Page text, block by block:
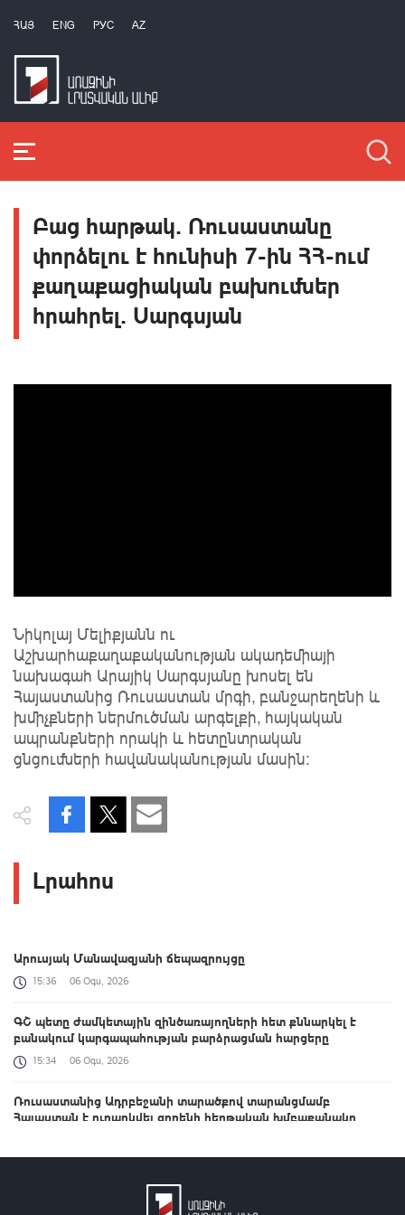
ՀԱՅ ENG РУС AZ
Բաց հարթակ․ Ռուսաստանը
փորձելու է հունիսի 7-ին ՀՀ-ում
քաղաքացիական բախումներ
հրահրել. Սարգսյան
Նիկոլայ Մելիքյանն ու
Աշխարհաքաղաքականության ակադեմիայի
նախագահ Արայիկ Սարգսյանը խոսել են
Հայաստանից Ռուսաստան մրգի, բանջարեղենի և
խմիչքների ներմուծման արգելքի, հայկական
ապրանքների որակի և հետընտրական
ցնցումների հավանականության մասին:
Լրահոս
Արուսյակ Մանավազյանի ճեպազրույցը
15:36 06 Օգս, 2026
ԳՇ պետը ժամկետային զինծառայողների հետ քննարկել է
բանակում կարգապահության բարձրացման հարցերը
15:34 06 Օգս, 2026
Ռուսաստանից Ադրբեջանի տարածքով տարանցմամբ
Հայաստան է ուղարկվել ցորենի հերթական խմբաքանակը
կողմից 2.5 մլն դոլար արժողության գույքի շորթման և